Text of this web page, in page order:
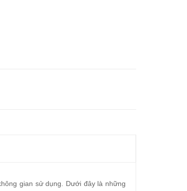
gian sử dụng. Dưới đây là những